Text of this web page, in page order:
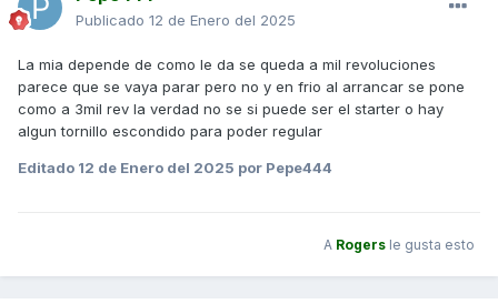
Publicado 12 de Enero del 2025
La mia depende de como le da se queda a mil revoluciones
parece que se vaya parar pero no y en frio al arrancar se pone
como a 3mil rev la verdad no se si puede ser el starter o hay
algun tornillo escondido para poder regular
Editado 12 de Enero del 2025 por Pepe444
A Rogers le gusta esto